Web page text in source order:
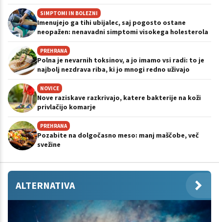
SIMPTOMI IN BOLEZNI
Imenujejo ga tihi ubijalec, saj pogosto ostane
neopažen: nenavadni simptomi visokega holesterola
PREHRANA
Polna je nevarnih toksinov, a jo imamo vsi radi: to je
najbolj nezdrava riba, ki jo mnogi redno uživajo
NOVICE
Nove raziskave razkrivajo, katere bakterije na koži
privlačijo komarje
PREHRANA
Pozabite na dolgočasno meso: manj maščobe, več
svežine
ALTERNATIVA